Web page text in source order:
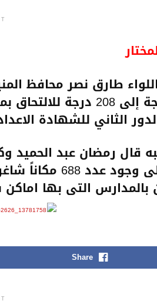
طارق نصر محافظ
210 درجة إلى 208
الثاني للشهادة الاعدادية لعام
قال رمضان عبد الحميد
بناءاً على
التى بها
Share